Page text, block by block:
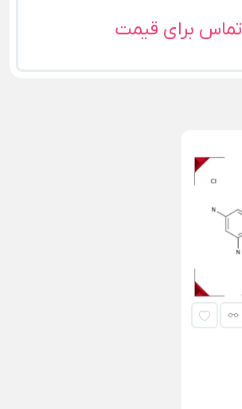
تماس برای قیمت